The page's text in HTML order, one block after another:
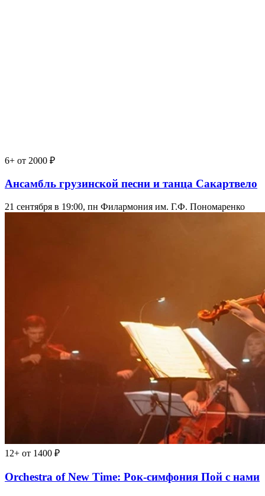
6+ от 2000 ₽
Ансамбль грузинской песни и танца Сакартвело
21 сентября в 19:00, пн Филармония им. Г.Ф. Пономаренко
12+ от 1400 ₽
Orchestra of New Time: Рок-симфония Пой с нами